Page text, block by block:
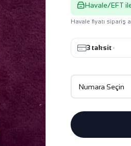
Havale/EFT
Havale fiyatı sipariş
3 taksit ·